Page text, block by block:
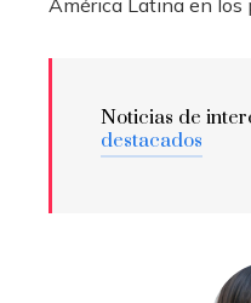
Noticias de
destacados